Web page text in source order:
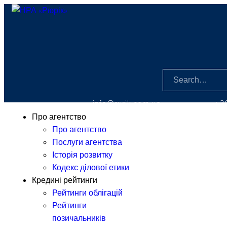
info@rurik.com.ua
Про агентство
Про агентство
Послуги агентства
Історія розвитку
Кодекс ділової етики
Кредині рейтинги
Рейтинги облігацій
Рейтинги
позичальників